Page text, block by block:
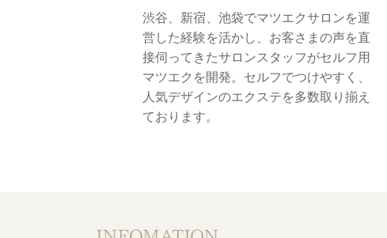
渋谷、新宿、池袋でマツエクサロンを運
営した経験を活かし、お客さまの声を直
接伺ってきたサロンスタッフがセルフ用
マツエクを開発。セルフでつけやすく、
人気デザインのエクステを多数取り揃え
ております。